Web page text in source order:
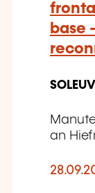
base
an